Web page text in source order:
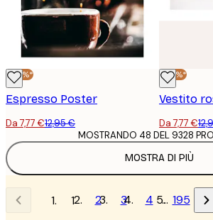
-40%*
Espresso Poster
Da 7,77 €12,95 €
-40%*
Vestito
Da 7,77 €
MOSTRA DI PIÙ
MOSTRANDO 48 DEL 9328
1 2 3 4 … 195